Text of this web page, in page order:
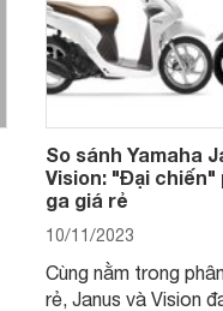
So sánh Yamaha
Vision: "Đại chiến"
ga giá rẻ
10/11/2023
Cùng nằm trong
rẻ, Janus và Vision